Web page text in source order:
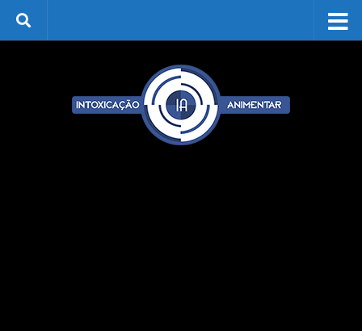
Skip to content